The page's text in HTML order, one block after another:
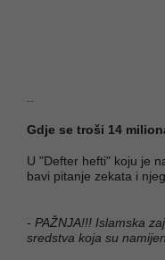
Gdje se troši 14
U "Defter hefti" koju je
bavi pitanje zekata i
- PAŽNJA!!! Islamska
sredstva koja su